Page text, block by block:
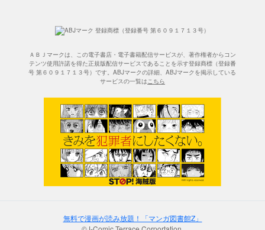
ＡＢＪマークは、この電子書店・電子書籍配信サービスが、著作権者からコン
テンツ使用許諾を得た正規版配信サービスであることを示す登録商標（登録番
号 第６０９１７１３号）です。ABJマークの詳細、ABJマークを掲示している
サービスの一覧はこちら
無料で漫画が読み放題！「マンガ図書館Z」